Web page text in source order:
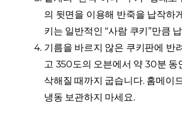
의 뒷면을 이용해 반죽을 납작하
키는 일반적인 “사람 쿠키”만큼
기름을 바르지 않은 쿠키판에 반
고 350도의 오븐에서 약 30분 동
삭해질 때까지 굽습니다. 홈메이
냉동 보관하지 마세요.